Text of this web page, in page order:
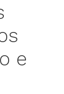
e